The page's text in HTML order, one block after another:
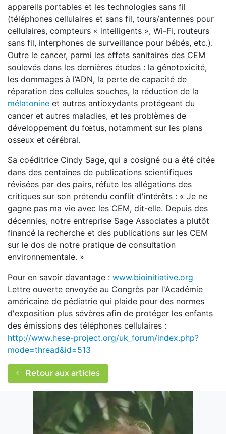
appareils portables et les technologies sans fil
(téléphones cellulaires et sans fil, tours/antennes pour
cellulaires, compteurs « intelligents », Wi-Fi, routeurs
sans fil, interphones de surveillance pour bébés, etc.).
Outre le cancer, parmi les effets sanitaires des CEM
soulevés dans les dernières études : la génotoxicité,
les dommages à l’ADN, la perte de capacité de
réparation des cellules souches, la réduction de la
mélatonine et autres antioxydants protégeant du
cancer et autres maladies, et les problèmes de
développement du fœtus, notamment sur les plans
osseux et cérébral.
Sa coéditrice Cindy Sage, qui a cosigné ou a été citée
dans des centaines de publications scientifiques
révisées par des pairs, réfute les allégations des
critiques sur son prétendu conflit d'intérêts : « Je ne
gagne pas ma vie avec les CEM, dit-elle. Depuis des
décennies, notre entreprise Sage Associates a plutôt
financé la recherche et des publications sur les CEM
sur le dos de notre pratique de consultation
environnementale. »
Pour en savoir davantage : www.bioinitiative.org
Lettre ouverte envoyée au Congrès par l'Académie
américaine de pédiatrie qui plaide pour des normes
d'exposition plus sévères afin de protéger les enfants
des émissions des téléphones cellulaires :
http://www.hese-project.org/uk_forum/index.php?
mode=thread&id=513
Retour aux articles